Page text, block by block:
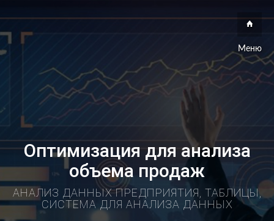
Меню
Оптимизация для анализа
объема продаж
АНАЛИЗ ДАННЫХ ПРЕДПРИЯТИЯ, ТАБЛИЦЫ,
СИСТЕМА ДЛЯ АНАЛИЗА ДАННЫХ